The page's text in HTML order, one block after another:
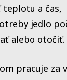
teplotu a čas,
jedlo
alebo otočiť.
pracuje za